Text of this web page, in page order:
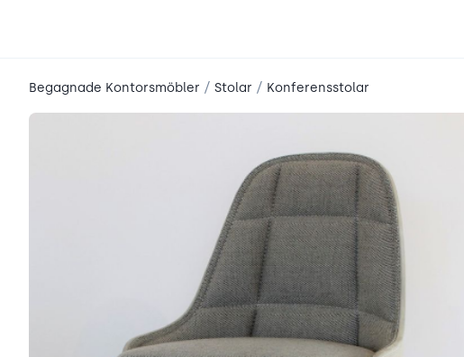
Begagnade Kontorsmöbler / Stolar / Konferensstolar